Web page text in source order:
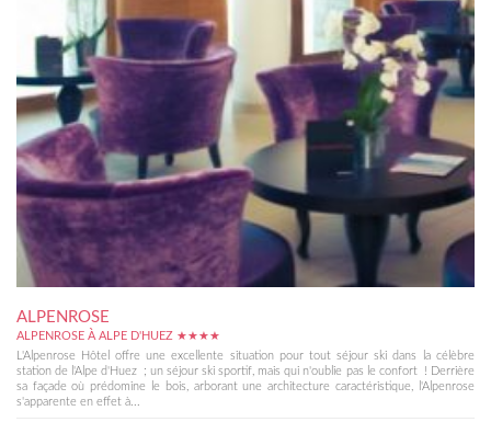
ALPENROSE
ALPENROSE À ALPE D'HUEZ ★★★★
L'Alpenrose Hôtel offre une excellente situation pour tout séjour ski dans la célèbre
station de l'Alpe d'Huez ; un séjour ski sportif, mais qui n'oublie pas le confort ! Derrière
sa façade où prédomine le bois, arborant une architecture caractéristique, l'Alpenrose
s'apparente en effet à...